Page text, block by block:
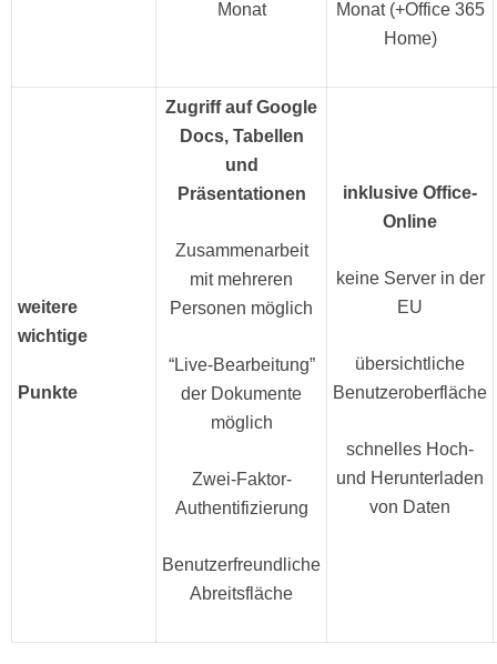
Monat
Monat (+Office 365
Home)
weitere
wichtige
Punkte
Zugriff auf Google
Docs, Tabellen
und
Präsentationen
Zusammenarbeit
mit mehreren
Personen möglich
“Live-Bearbeitung”
der Dokumente
möglich
Zwei-Faktor-
Authentifizierung
Benutzerfreundliche
Abreitsfläche
inklusive Office-
Online
keine Server in der
EU
übersichtliche
Benutzeroberfläche
schnelles Hoch-
und Herunterladen
von Daten